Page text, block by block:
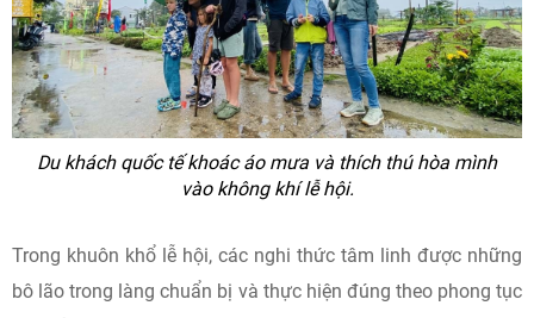
Du khách quốc tế khoác áo mưa và thích thú hòa mình
vào không khí lễ hội.
Trong khuôn khổ lễ hội, các nghi thức tâm linh được những
bô lão trong làng chuẩn bị và thực hiện đúng theo phong tục